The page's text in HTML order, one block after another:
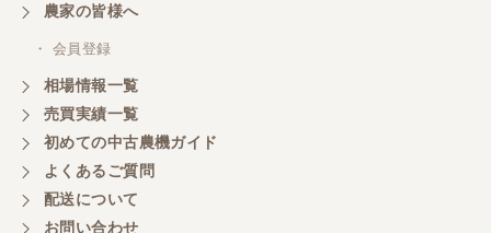
農家の皆様へ
・ 会員登録
相場情報一覧
売買実績一覧
初めての中古農機ガイド
よくあるご質問
配送について
お問い合わせ